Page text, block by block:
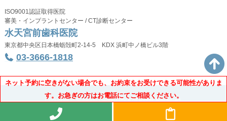
ISO9001認証取得医院
審美・インプラントセンター / CT診断センター
水天宮前歯科医院
東京都中央区日本橋蛎殻町2-14-5 KDX 浜町中ノ橋ビル3階
03-3666-1818
Copyright © Suitengu Dental Office All Rights Reserved.